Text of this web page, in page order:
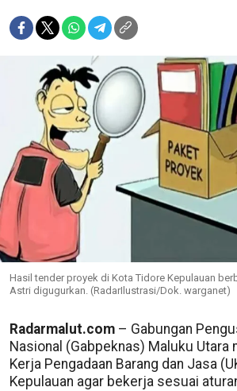
Hasil tender proyek di Kota Tidore Kepulauan
Astri digugurkan. (RadarIlustrasi/Dok. warganet)
Radarmalut.com – Gabungan
Nasional (Gabpeknas) Maluku Utara
Kerja Pengadaan Barang dan Jasa
Kepulauan agar bekerja sesuai